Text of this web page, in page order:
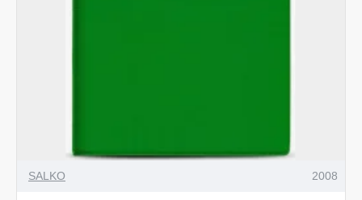
SALKO 2008